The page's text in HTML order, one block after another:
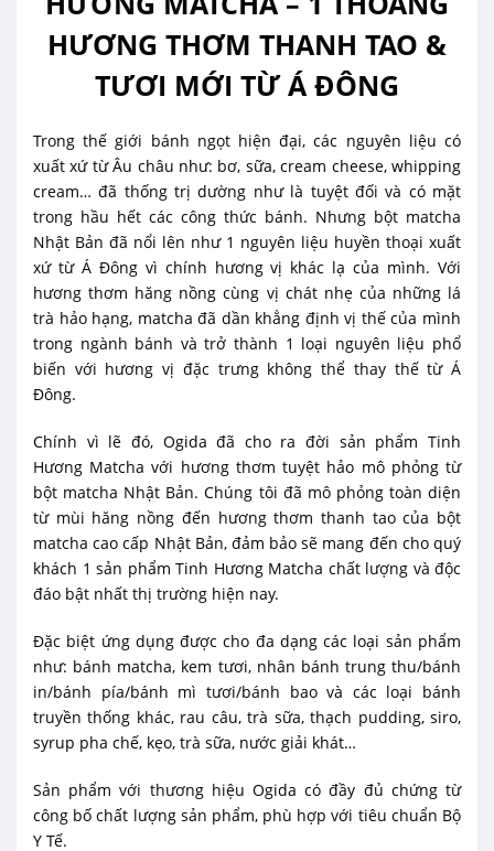
HƯƠNG THƠM THANH TAO &
TƯƠI MỚI TỪ Á ĐÔNG
Trong thế giới bánh ngọt hiện đại, các nguyên liệu có
xuất xứ từ Âu châu như: bơ, sữa, cream cheese, whipping
cream… đã thống trị dường như là tuyệt đối và có mặt
trong hầu hết các công thức bánh. Nhưng bột matcha
Nhật Bản đã nổi lên như 1 nguyên liệu huyền thoại xuất
xứ từ Á Đông vì chính hương vị khác lạ của mình. Với
hương thơm hăng nồng cùng vị chát nhẹ của những lá
trà hảo hạng, matcha đã dần khẳng định vị thế của mình
trong ngành bánh và trở thành 1 loại nguyên liệu phổ
biến với hương vị đặc trưng không thể thay thế từ Á
Đông.
Chính vì lẽ đó, Ogida đã cho ra đời sản phẩm Tinh
Hương Matcha với hương thơm tuyệt hảo mô phỏng từ
bột matcha Nhật Bản. Chúng tôi đã mô phỏng toàn diện
từ mùi hăng nồng đến hương thơm thanh tao của bột
matcha cao cấp Nhật Bản, đảm bảo sẽ mang đến cho quý
khách 1 sản phẩm Tinh Hương Matcha chất lượng và độc
đáo bật nhất thị trường hiện nay.
Đặc biệt ứng dụng được cho đa dạng các loại sản phẩm
như: bánh matcha, kem tươi, nhân bánh trung thu/bánh
in/bánh pía/bánh mì tươi/bánh bao và các loại bánh
truyền thống khác, rau câu, trà sữa, thạch pudding, siro,
syrup pha chế, kẹo, trà sữa, nước giải khát…
Sản phẩm với thương hiệu Ogida có đầy đủ chứng từ
công bố chất lượng sản phẩm, phù hợp với tiêu chuẩn Bộ
Y Tế.